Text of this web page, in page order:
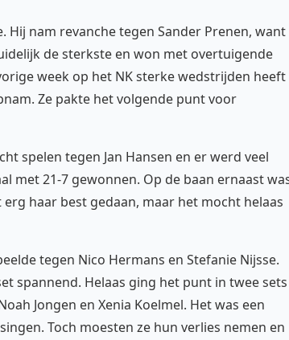
Hij nam revanche tegen Sander Prenen, want
de sterkste en won met overtuigende
week op het NK sterke wedstrijden heeft
Ze pakte het volgende punt voor
spelen tegen Jan Hansen en er werd veel
met 21-7 gewonnen. Op de baan ernaast
haar best gedaan, maar het mocht helaas
tegen Nico Hermans en Stefanie Nijsse.
spannend. Helaas ging het punt in twee sets
Jongen en Xenia Koelmel. Het was een
Toch moesten ze hun verlies nemen en